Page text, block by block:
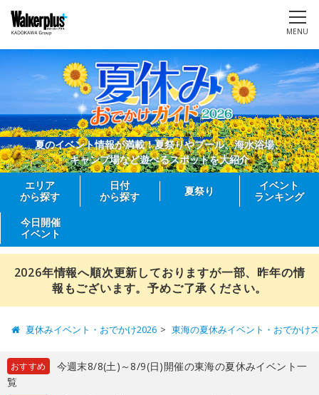
MENU
夏のイベント情報が満載！夏祭りやプール、海水浴場、
キャンプ場など遊べるスポットを大紹介
エリア
から探す
日付
から探す
夏祭り
イベント
ランキング
今日開催
イベント
2026年情報へ順次更新しておりますが一部、昨年の情
報もございます。予めご了承ください。
夏休みイベント・おでかけ2026 東海の夏休みイベント・おでかけ
おすすめ
今週末8/8(土)～8/9(日)開催の東海の夏休みイベント一
覧